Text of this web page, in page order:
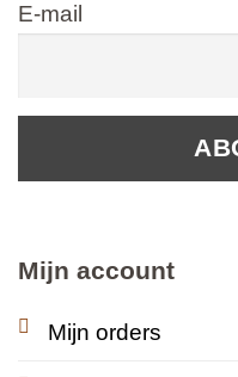
Mijn account
Mijn orders
E-mail